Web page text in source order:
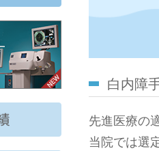
白内障
先進医療の
当院では選